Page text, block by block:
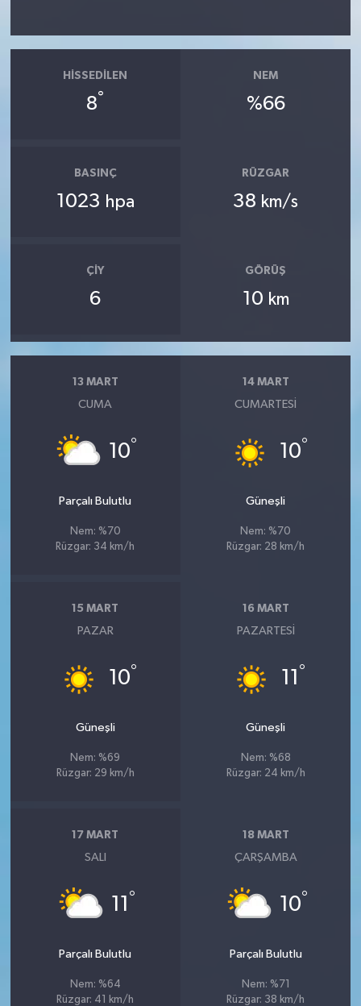
HISSEDILEN
8°
NEM
%66
BASINÇ
1023 hpa
RÜZGAR
38 km/s
ÇIY
6
GÖRÜŞ
10 km
13 MART
CUMA
10°
Parçalı Bulutlu
Nem: %70
Rüzgar: 34 km/h
14 MART
CUMARTESI
10°
Güneşli
Nem: %70
Rüzgar: 28 km/h
15 MART
PAZAR
10°
Güneşli
Nem: %69
Rüzgar: 29 km/h
16 MART
PAZARTESI
11 °
Güneşli
Nem: %68
Rüzgar: 24 km/h
17 MART
SALI
11 °
Parçalı Bulutlu
Nem: %64
Rüzgar: 41 km/h
18 MART
ÇARŞAMBA
10°
Parçalı Bulutlu
Nem: %71
Rüzgar: 38 km/h